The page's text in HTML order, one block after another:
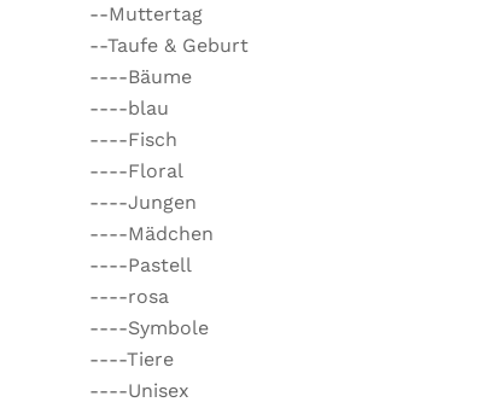
--Muttertag
--Taufe & Geburt
----Bäume
----blau
----Fisch
----Floral
----Jungen
----Mädchen
----Pastell
----rosa
----Symbole
----Tiere
----Unisex